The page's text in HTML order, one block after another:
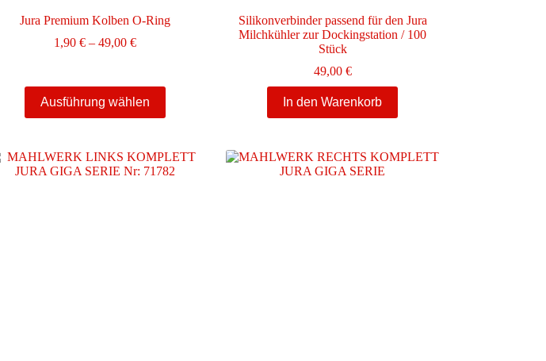
Jura Premium Kolben O-Ring
1,90 € – 49,00 €Preisspanne:
49,00 €
Ausführung wählen
Produkt
weist
Varianten
auf.
Die
Silikonverbinder passend für den Jura
Milchkühler zur Dockingstation / 100
Stück
49,00 €
In den Warenkorb